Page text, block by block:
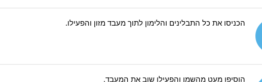
הכניסו את כל התבלינים והלימון לתוך מעבד מזון והפעילו.
הוסיפו מעט מהשמן והפעילו שוב את המעבד.